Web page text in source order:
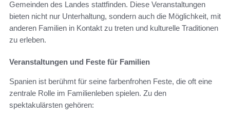
Gemeinden des Landes stattfinden. Diese Veranstaltungen
bieten nicht nur Unterhaltung, sondern auch die Möglichkeit, mit
anderen Familien in Kontakt zu treten und kulturelle Traditionen
zu erleben.
Veranstaltungen und Feste für Familien
Spanien ist berühmt für seine farbenfrohen Feste, die oft eine
zentrale Rolle im Familienleben spielen. Zu den
spektakulärsten gehören: